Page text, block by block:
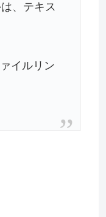
、テキス
イルリン